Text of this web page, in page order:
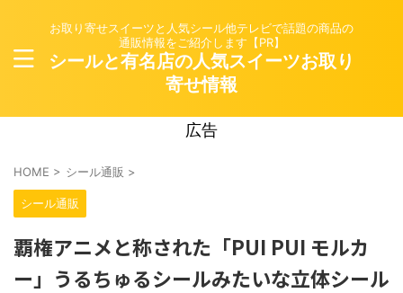
お取り寄せスイーツと人気シール他テレビで話題の商品の
通販情報をご紹介します【PR】
シールと有名店の人気スイーツお取り
寄せ情報
広告
HOME > シール通販 >
シール通販
覇権アニメと称された「PUI PUI モルカ
ー」うるちゅるシールみたいな立体シール